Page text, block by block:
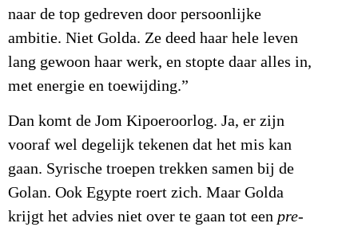
naar de top gedreven door persoonlijke
ambitie. Niet Golda. Ze deed haar hele leven
lang gewoon haar werk, en stopte daar alles in,
met energie en toewijding.”
Dan komt de Jom Kipoeroorlog. Ja, er zijn
vooraf wel degelijk tekenen dat het mis kan
gaan. Syrische troepen trekken samen bij de
Golan. Ook Egypte roert zich. Maar Golda
krijgt het advies niet over te gaan tot een pre-